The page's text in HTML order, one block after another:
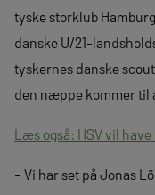
tyske storklub
danske U/21-
tyskernes danske
den næppe kommer til
Læs også: HSV vil
– Vi har set på Jonas